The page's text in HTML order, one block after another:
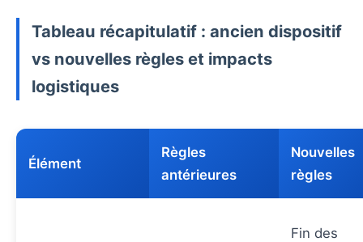
Tableau récapitulatif : ancien dispositif
vs nouvelles règles et impacts
logistiques
Élément
Règles
antérieures
Nouvelles
règles
Fin des